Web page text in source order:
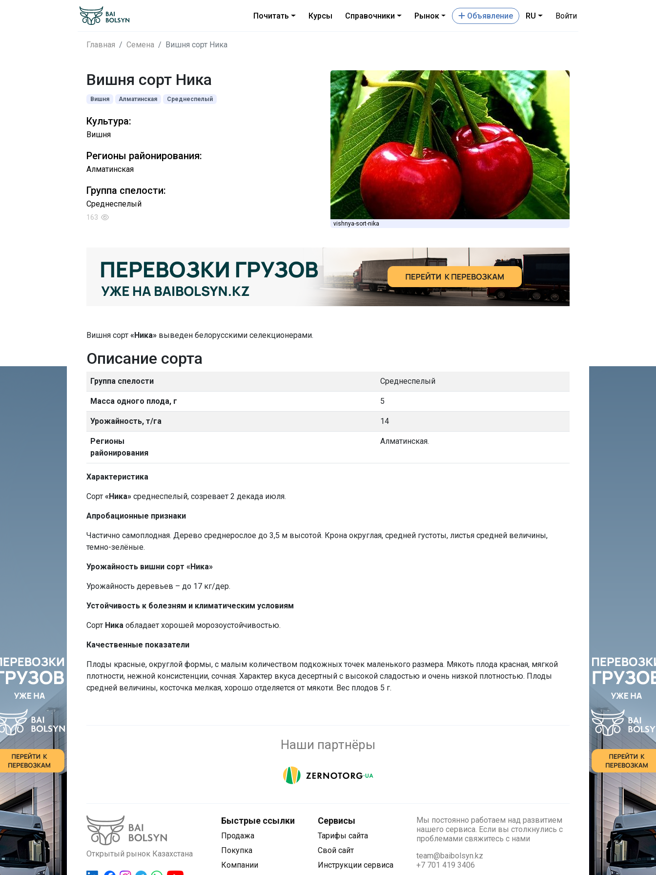
Почитать Курсы Справочники Рынок Oбъявление RU Войти
Главная Семена Вишня сорт Ника
Вишня сорт Ника
Вишня Алматинская Среднеспелый
Культура:
Вишня
Регионы районирования:
Алматинская
Группа спелости:
Среднеспелый
163
vishnya-sort-nika
Вишня сорт «Ника» выведен белорусскими селекционерами.
Описание сорта
Группа спелости Среднеспелый
Масса одного плода, г 5
Урожайность, т/га 14
Регионы
районирования
Алматинская.
Характеристика
Сорт «Ника» среднеспелый, созревает 2 декада июля.
Апробационные признаки
Частично самоплодная. Дерево среднерослое до 3,5 м высотой. Крона округлая, средней густоты, листья средней величины,
темно-зелёные.
Урожайность вишни сорт «Ника»
Урожайность деревьев – до 17 кг/дер.
Устойчивость к болезням и климатическим условиям
Сорт Ника обладает хорошей морозоустойчивостью.
Качественные показатели
Плоды красные, округлой формы, с малым количеством подкожных точек маленького размера. Мякоть плода красная, мягкой
плотности, нежной консистенции, сочная. Характер вкуса десертный с высокой сладостью и очень низкой плотностью. Плоды
средней величины, косточка мелкая, хорошо отделяется от мякоти. Вес плодов 5 г.
Наши партнёры
Открытый рынок Казахстана
Быстрые ссылки
Продажа
Покупка
Компании
Сервисы
Тарифы сайта
Свой сайт
Инструкции сервиса
Мы постоянно работаем над развитием
нашего сервиса. Если вы столкнулись с
проблемами cвяжитесь с нами
team@baibolsyn.kz
+7 701 419 3406